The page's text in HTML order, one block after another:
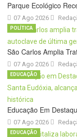
Parque Ecológico
07 Ago 2026
São Carlos Amplia
07 Ago 2026
POLÍTICA
Educação Em
07 Ago 2026
EDUCAÇÃO
EDUCAÇÃO